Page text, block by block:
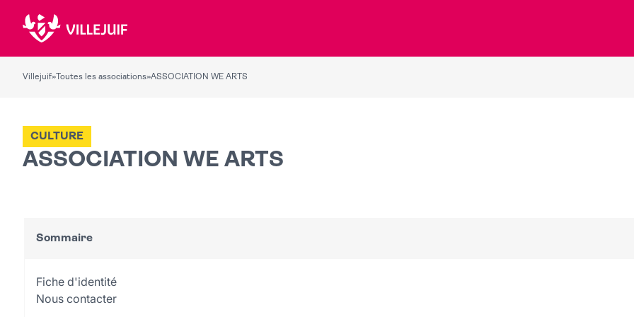
Villejuif» Toutes les associations»ASSOCIATION WE ARTS
ASSOCIATION WE ARTS
CULTURE
Sommaire
Fiche d'identité
Nous contacter